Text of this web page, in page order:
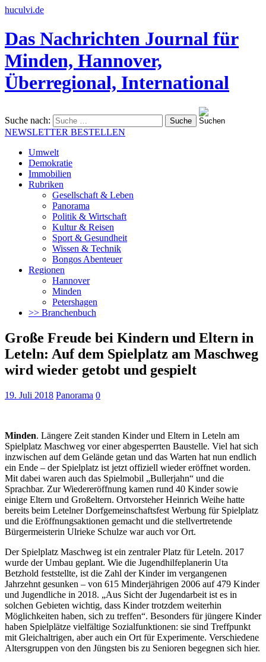
huculvi.de
Das Nachrichten Journal für
Minden, Hannover,
Überregional, International
Suche nach:
NEWSLETTER BESTELLEN
Umwelt
Demokratie
Immobilien
Rubriken
Gesellschaft & Leben
Panorama
Politik & Wirtschaft
Kultur & Reisen
Sport & Gesundheit
Wissen & Technik
Bongos Abenteuer
Regionen
Hannover
Minden
Petershagen
>> Branchenbuch
Große Freude bei Kindern und Eltern in
Leteln: Auf dem Spielplatz am Maschweg
wird wieder getobt und gespielt
19. Juli 2018 Panorama 0
Minden. Längere Zeit standen Kinder und Eltern in Leteln am
Spielplatz Maschweg vor einer abgesperrten Baustelle. Viel hat sich
inzwischen auf dem Gelände getan und das Warten hat nun endlich
ein Ende – der Spielplatz ist jetzt offiziell wieder eröffnet worden.
Mit dabei waren auch das Spielmobil „Bullerjahn“ und die
Sprachbar. Zur Wiedereröffnung kamen rund 40 Kinder sowie
einige Eltern und Großeltern. Ortvorsteher Heinrich Weihe hatte
bereits beim Letelner Dorfgemeinschaftsfest Werbung für Spielplatz
und die Eröffnungsaktionen gemacht und die stellvertretende
Bürgermeisterin Ulrieke Schulze war auch vor Ort.
Der Spielplatz Maschweg ist ein zentraler Platz für Leteln. 2017
wurde der Umbau geplant. Wie die Jugendhilfeplanerin Uta
Betzhold feststellte, ist die Zahl der Kinder im vergangenen
Jahrzehnt gesunken – von 615 Minderjährigen 2006 auf 479 Kinder
und Jugendliche in 2018. „Aus Sicht der Jugendarbeit ist es in
solchen Gebieten wichtig, dass Kinder trotzdem weiterhin
Möglichkeiten haben, sich zu treffen“. Besonders für jüngere Kinder
haben Spielplätze vielfältige Sozialfunktionen: sie sind Treffpunkt
mit Gleichaltrigen, aber auch ein Ort für Experimente. Verschiedene
Altersgruppen von den Jüngsten bis zu Senioren begegnen sich hier.